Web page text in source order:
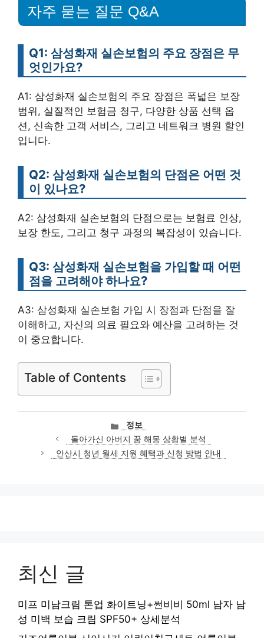
자주 묻는 질문 Q&A
Q1: 삼성화재 실손보험의 주요 장점은 무
엇인가요?
A1: 삼성화재 실손보험의 주요 장점은 폭넓은 보장
범위, 실질적인 보험금 청구, 다양한 상품 선택 옵
션, 신속한 고객 서비스, 그리고 네트워크 병원 할인
입니다.
Q2: 삼성화재 실손보험의 단점은 어떤 것
이 있나요?
A2: 삼성화재 실손보험의 단점으로는 보험료 인상,
보장 한도, 그리고 청구 과정의 복잡성이 있습니다.
Q3: 삼성화재 실손보험을 가입할 때 어떤
점을 고려해야 하나요?
A3: 삼성화재 실손보험 가입 시 장점과 단점을 잘
이해하고, 자신의 의료 필요와 예산을 고려하는 것
이 중요합니다.
Table of Contents
카
테
고
리
정보
돌아가신 아버지 꿈 해몽 상황별 분석
안산시 청년 월세 지원 혜택과 신청 방법 안내
최신 글
미프 미남크림 톤업 화이트닝+썬비비 50ml 남자 남
성 미백 보습 크림 SPF50+ 상세분석